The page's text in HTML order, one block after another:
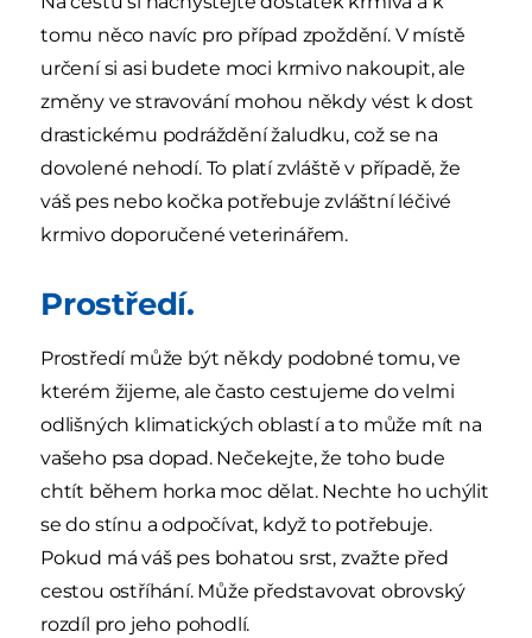
tomu něco navíc pro případ zpoždění. V místě
určení si asi budete moci krmivo nakoupit, ale
změny ve stravování mohou někdy vést k dost
drastickému podráždění žaludku, což se na
dovolené nehodí. To platí zvláště v případě, že
váš pes nebo kočka potřebuje zvláštní léčivé
krmivo doporučené veterinářem.
Prostředí.
Prostředí může být někdy podobné tomu, ve
kterém žijeme, ale často cestujeme do velmi
odlišných klimatických oblastí a to může mít na
vašeho psa dopad. Nečekejte, že toho bude
chtít během horka moc dělat. Nechte ho uchýlit
se do stínu a odpočívat, když to potřebuje.
Pokud má váš pes bohatou srst, zvažte před
cestou ostříhání. Může představovat obrovský
rozdíl pro jeho pohodlí.